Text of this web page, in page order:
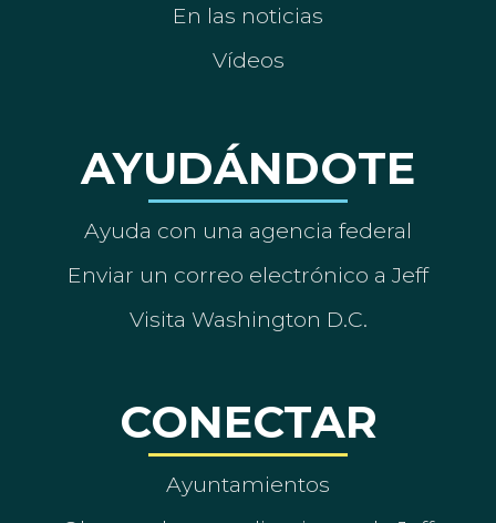
En las noticias
Vídeos
AYUDÁNDOTE
Ayuda con una agencia federal
Enviar un correo electrónico a Jeff
Visita Washington D.C.
CONECTAR
Ayuntamientos